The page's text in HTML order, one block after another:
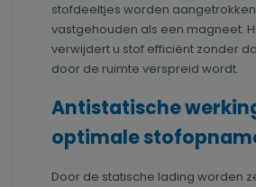
stofdeeltjes worden
vastgehouden als een magneet.
verwijdert u stof efficiënt zonder
door de ruimte verspreid wordt.
Antistatische
optimale
Door de statische lading worden